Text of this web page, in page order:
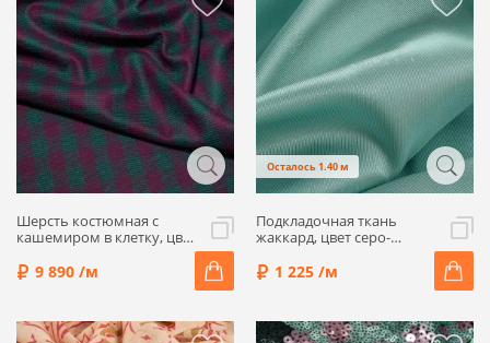
Шерсть костюмная с
кашемиром в клетку, цвет
9 890 /м
Осталось 1.40 м
Подкладочная ткань
жаккард, цвет серо-
1 225 /м